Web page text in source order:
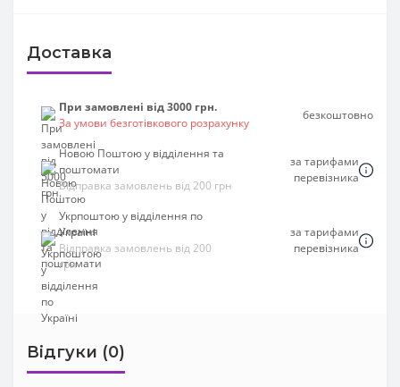
Доставка
При замовлені від 3000 грн.
За умови безготівкового розрахунку
безкоштовно
Новою Поштою у відділення та
поштомати
Відправка замовлень від 200 грн
за тарифами
перевізника
Укрпоштою у відділення по
Україні
Відправка замовлень від 200
грн
за тарифами
перевізника
Відгуки (0)